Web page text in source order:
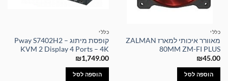
כללי
מאוורר איכותי למארז ZALMAN
80MM ZM-FI PLUS
₪45.00
הוספה לסל
כללי
קופסת מיתוג – Pway S7402H2
KVM 2 Display 4 Ports – 4K
₪1,749.00
הוספה לסל